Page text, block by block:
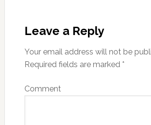
Interactions
Leave a Reply
Your email address will not be
Required fields are marked *
Comment